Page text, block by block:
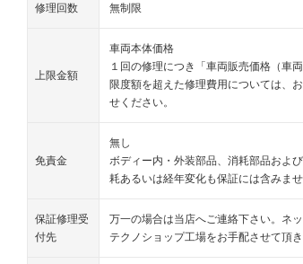
修理回数 無制限
上限金額
車両本体価格
１回の修理につき「車両販売価格（車
限度額を超えた修理費用については、
せください。
免責金
無し
ボディー内・外装部品、消耗部品およ
耗あるいは経年変化も保証には含みま
保証修理受
付先
万一の場合は当店へご連絡下さい。ネ
テクノショップ工場をお手配させて頂